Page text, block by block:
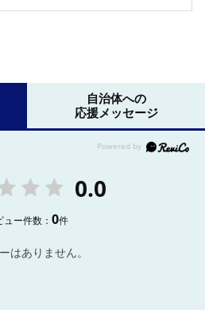
自治体への
応援メッセージ
0.0
ュー件数：0件
はありません。